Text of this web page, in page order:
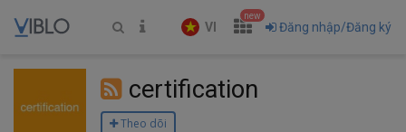
VI
new
Đăng nhập/Đăng ký
certification
Theo dõi